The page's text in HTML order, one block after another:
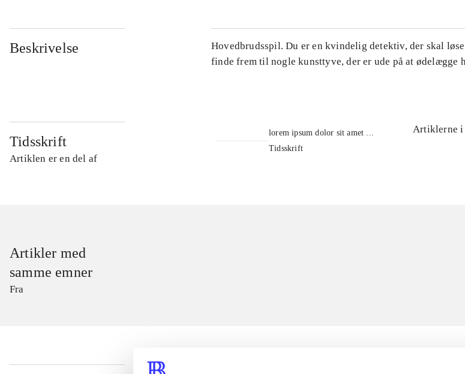
Beskrivelse
Hovedbrudsspil. Du er en kvindelig detektiv, der skal
finde frem til nogle kunsttyve, der er ude på at ødelægge
Tidsskrift
Artiklen er en del af
lorem ipsum dolor sit amet ...
Tidsskrift
Artiklerne i
Artikler med
samme emner
Fra